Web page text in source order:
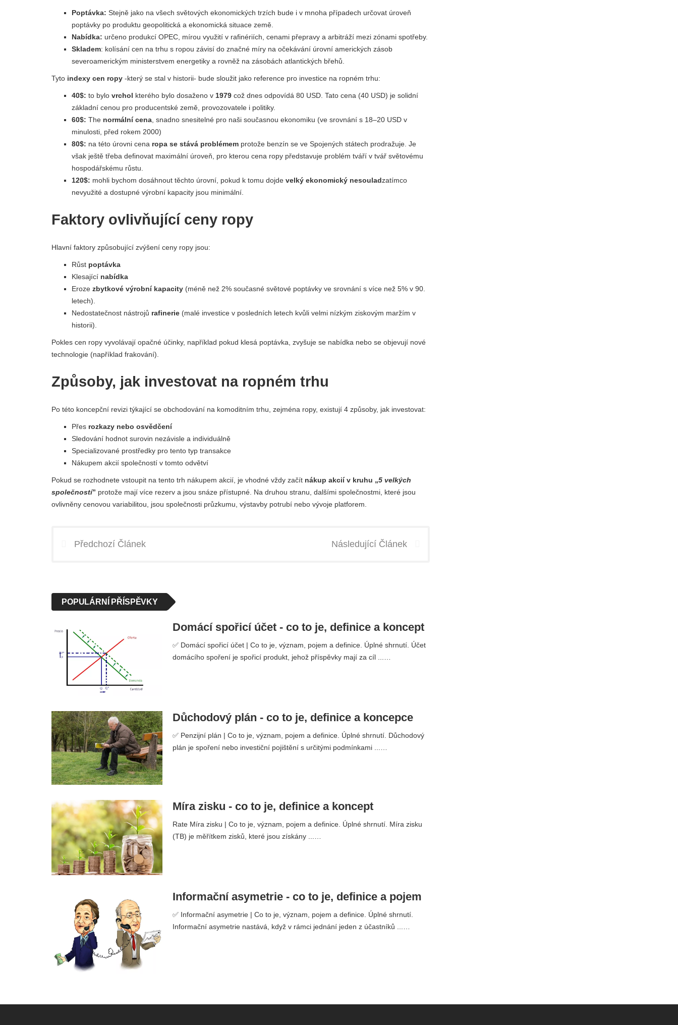
Poptávka: Stejně jako na všech světových ekonomických trzích bude i v mnoha případech určovat úroveň
poptávky po produktu geopolitická a ekonomická situace země.
Nabídka: určeno produkcí OPEC, mírou využití v rafinériích, cenami přepravy a arbitráží mezi zónami spotřeby.
Skladem: kolísání cen na trhu s ropou závisí do značné míry na očekávání úrovní amerických zásob
severoamerickým ministerstvem energetiky a rovněž na zásobách atlantických břehů.
Tyto indexy cen ropy -který se stal v historii- bude sloužit jako reference pro investice na ropném trhu:
40$: to bylo vrchol kterého bylo dosaženo v 1979 což dnes odpovídá 80 USD. Tato cena (40 USD) je solidní
základní cenou pro producentské země, provozovatele i politiky.
60$: The normální cena , snadno snesitelné pro naši současnou ekonomiku (ve srovnání s 18–20 USD v
minulosti, před rokem 2000)
80$: na této úrovni cena ropa se stává problémem protože benzín se ve Spojených státech prodražuje. Je
však ještě třeba definovat maximální úroveň, pro kterou cena ropy představuje problém tváří v tvář světovému
hospodářskému růstu.
120$: mohli bychom dosáhnout těchto úrovní, pokud k tomu dojde velký ekonomický nesouladzatímco
nevyužité a dostupné výrobní kapacity jsou minimální.
Faktory ovlivňující ceny ropy
Hlavní faktory způsobující zvýšení ceny ropy jsou:
Růst poptávka
Klesající nabídka
Eroze zbytkové výrobní kapacity (méně než 2% současné světové poptávky ve srovnání s více než 5% v 90.
letech).
Nedostatečnost nástrojů rafinerie (malé investice v posledních letech kvůli velmi nízkým ziskovým maržím v
historii).
Pokles cen ropy vyvolávají opačné účinky, například pokud klesá poptávka, zvyšuje se nabídka nebo se objevují nové
technologie (například frakování).
Způsoby, jak investovat na ropném trhu
Po této koncepční revizi týkající se obchodování na komoditním trhu, zejména ropy, existují 4 způsoby, jak investovat:
Přes rozkazy nebo osvědčení
Sledování hodnot surovin nezávisle a individuálně
Specializované prostředky pro tento typ transakce
Nákupem akcií společností v tomto odvětví
Pokud se rozhodnete vstoupit na tento trh nákupem akcií, je vhodné vždy začít nákup akcií v kruhu „5 velkých
společností” protože mají více rezerv a jsou snáze přístupné. Na druhou stranu, dalšími společnostmi, které jsou
ovlivněny cenovou variabilitou, jsou společnosti průzkumu, výstavby potrubí nebo vývoje platforem.
Předchozí Článek Následující Článek
POPULÁRNÍ PŘÍSPĚVKY
Domácí spořicí účet - co to je, definice a koncept
✅ Domácí spořicí účet | Co to je, význam, pojem a definice. Úplné shrnutí. Účet
domácího spoření je spořicí produkt, jehož příspěvky mají za cíl ...…
Důchodový plán - co to je, definice a koncepce
✅ Penzijní plán | Co to je, význam, pojem a definice. Úplné shrnutí. Důchodový
plán je spoření nebo investiční pojištění s určitými podmínkami ...…
Míra zisku - co to je, definice a koncept
Rate Míra zisku | Co to je, význam, pojem a definice. Úplné shrnutí. Míra zisku
(TB) je měřítkem zisků, které jsou získány ...…
Informační asymetrie - co to je, definice a pojem
✅ Informační asymetrie | Co to je, význam, pojem a definice. Úplné shrnutí.
Informační asymetrie nastává, když v rámci jednání jeden z účastníků ...…